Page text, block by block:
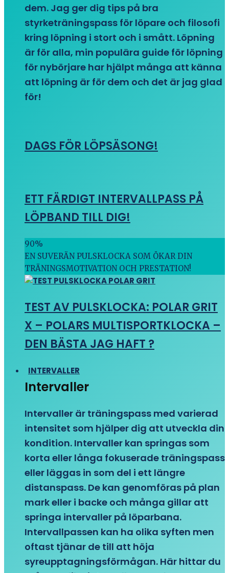
dem. Jag ger dig tips på bra
styrketräningspass för löpare och filosofi
kring löpning i stort och i smått. Löpning
är för alla, min populära guide för löpning
för nybörjare har hjälpt många att känna
att löpning är för dem och det är jag glad
för!
DAGS FÖR LÖPSÄSONG!
ETT FÄRDIGT INTERVALLPASS PÅ
LÖPBAND TILL DIG!
90%
EN SUVERÄN PULSKLOCKA SOM ÖKAR DIN
TRÄNINGSMOTIVATION OCH PRESTATION!
TEST AV PULSKLOCKA: POLAR GRIT
X – POLARS MULTISPORTKLOCKA –
DEN BÄSTA JAG HAFT ?
INTERVALLER
Intervaller
Intervaller är träningspass med varierad
intensitet som hjälper dig att utveckla din
kondition. Intervaller kan springas som
korta eller långa fokuserade träningspass
eller läggas in som del i ett längre
distanspass. De kan genomföras på plan
mark eller i backe och många gillar att
springa intervaller på löparbana.
Intervallpassen kan ha olika syften men
oftast tjänar de till att höja
syreupptagningsförmågan. Här hittar du